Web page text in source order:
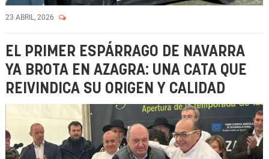
23 ABRIL, 2026
EL PRIMER ESPÁRRAGO DE NAVARRA
YA BROTA EN AZAGRA: UNA CATA QUE
REIVINDICA SU ORIGEN Y CALIDAD